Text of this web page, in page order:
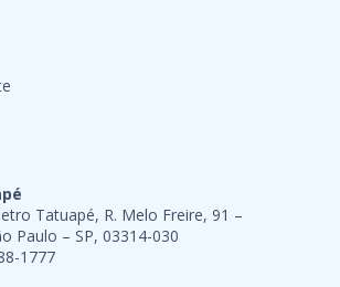
Tatuapé, R. Melo Freire, 91 –
Paulo – SP, 03314-030
1777